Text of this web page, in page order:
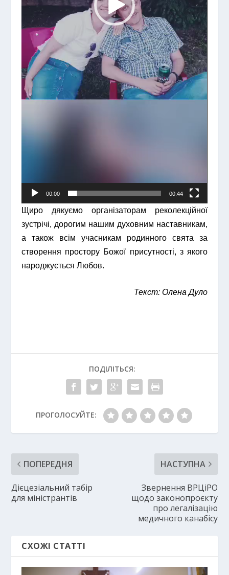
00:00 00:44
Щиро дякуємо організаторам реколекційної
зустрічі, дорогим нашим духовним наставникам,
а також всім учасникам родинного свята за
створення простору Божої присутності, з якого
народжується Любов.
Текст: Олена Дуло
ПОДІЛІТЬСЯ:
ПРОГОЛОСУЙТЕ:
ПОПЕРЕДНЯ
Дієцезіальний табір
для міністрантів
НАСТУПНА
Звернення ВРЦіРО
щодо законопроєкту
про легалізацію
медичного канабісу
СХОЖІ СТАТТІ